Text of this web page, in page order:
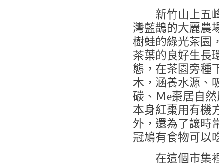
新竹山上五
灣藍鵲的大麗農
樹蛙的綠光茶園
茶葉的良好生長
態，在茶園旁種
木，涵養水源、
碳、Ｍe棗居自
本身紅棗用有機
外，還為了讓時
冠鳩有食物可以
在這個市集裡